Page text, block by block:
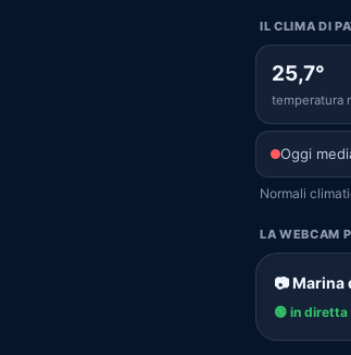
IL CLIMA DI
25,7°
temperatura
Oggi
Normali
LA WEBCAM
📷 Marina
🟢 in diretta